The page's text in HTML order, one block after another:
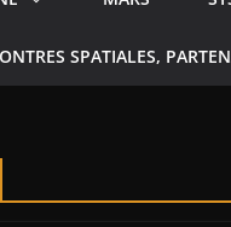
SPATIALES,